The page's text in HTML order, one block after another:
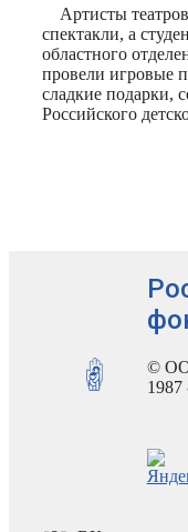
Артисты
спектакли, а
областного
провели игровые
сладкие подарки,
Российского
©
1987